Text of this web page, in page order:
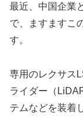
最近、中国企業
で、ますますこ
す。
専用のレクサス
ライダー（
テムなどを装着